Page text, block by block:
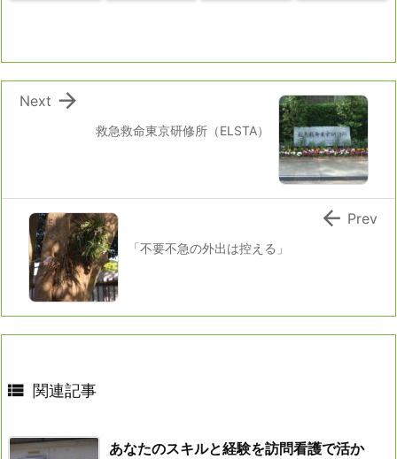
救急救命東京研修所（ELSTA）

Next
「不要不急の外出は控える」
 Prev
 関連記事
あなたのスキルと経験を訪問看護で活か